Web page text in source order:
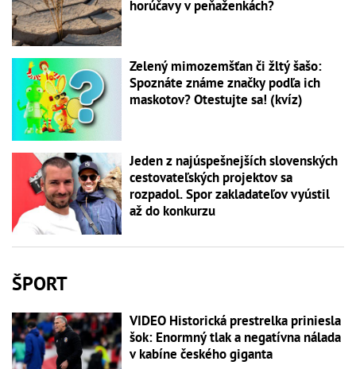
horúčavy v peňaženkách?
Zelený mimozemšťan či žltý šašo:
Spoznáte známe značky podľa ich
maskotov? Otestujte sa! (kvíz)
Jeden z najúspešnejších slovenských
cestovateľských projektov sa
rozpadol. Spor zakladateľov vyústil
až do konkurzu
ŠPORT
VIDEO Historická prestrelka priniesla
šok: Enormný tlak a negatívna nálada
v kabíne českého giganta